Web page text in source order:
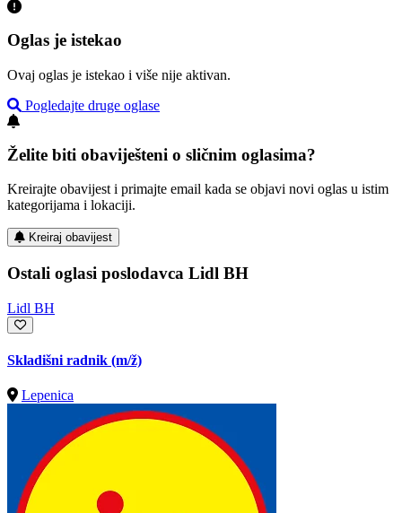
Oglas je istekao
Ovaj oglas je istekao i više nije aktivan.
Pogledajte druge oglase
Želite biti obaviješteni o sličnim oglasima?
Kreirajte obavijest i primajte email kada se objavi novi oglas u istim
kategorijama i lokaciji.
Kreiraj obavijest
Ostali oglasi poslodavca Lidl BH
Lidl BH
Skladišni radnik (m/ž)
Lepenica